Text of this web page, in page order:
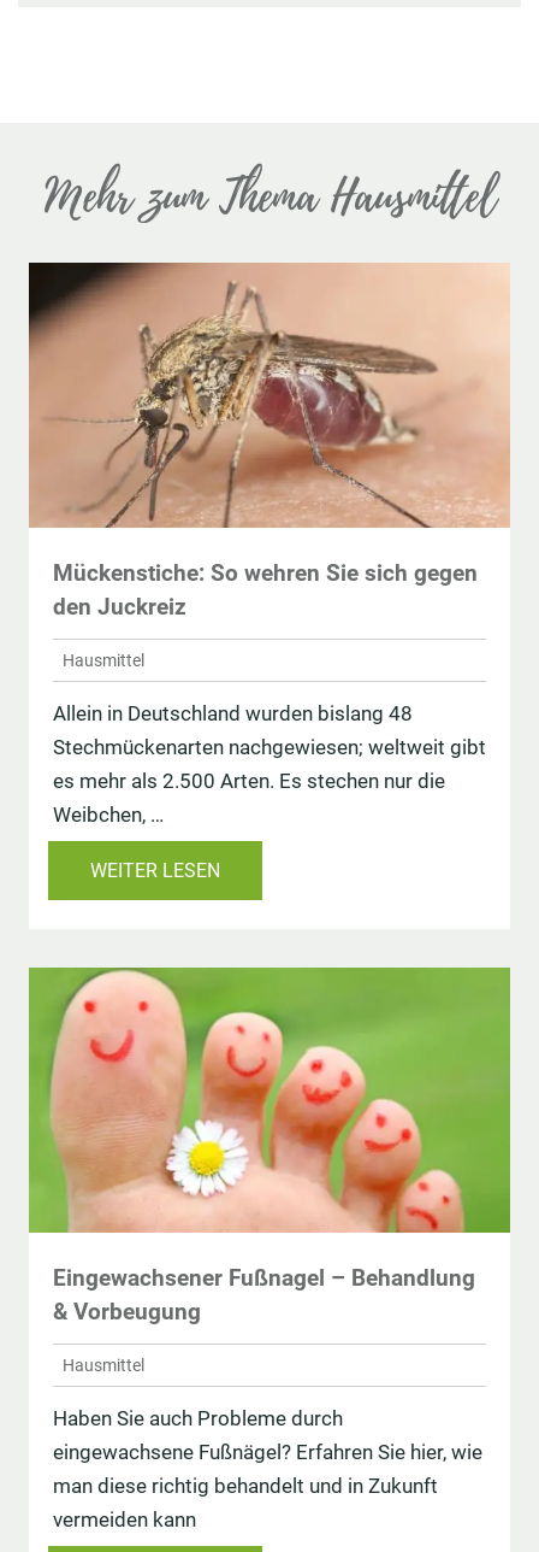
Mehr zum Thema Hausmittel
Mückenstiche: So wehren Sie sich gegen
den Juckreiz
Hausmittel
Allein in Deutschland wurden bislang 48
Stechmückenarten nachgewiesen; weltweit gibt
es mehr als 2.500 Arten. Es stechen nur die
Weibchen, …
WEITER LESEN
Eingewachsener Fußnagel – Behandlung
& Vorbeugung
Hausmittel
Haben Sie auch Probleme durch
eingewachsene Fußnägel? Erfahren Sie hier, wie
man diese richtig behandelt und in Zukunft
vermeiden kann